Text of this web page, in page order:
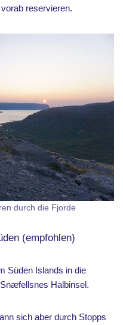
reservieren.
durch die Fjorde
(empfohlen)
Süden Islands in die
Halbinsel.
sich aber durch Stopps